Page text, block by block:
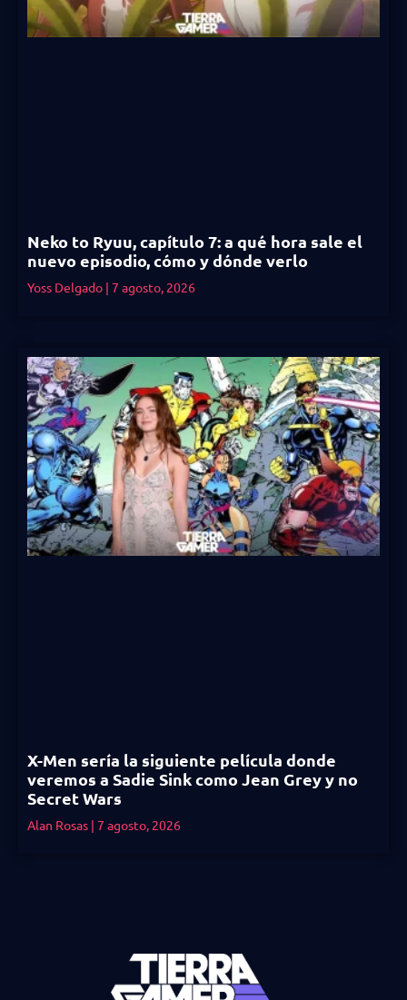
Neko to Ryuu, capítulo 7: a qué hora sale el
nuevo episodio, cómo y dónde verlo
Yoss Delgado 7 agosto, 2026
X-Men sería la siguiente película donde
veremos a Sadie Sink como Jean Grey y no
Secret Wars
Alan Rosas 7 agosto, 2026